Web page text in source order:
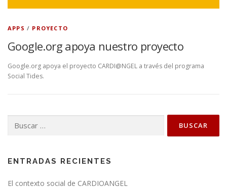
APPS / PROYECTO
Google.org apoya nuestro proyecto
Google.org apoya el proyecto CARDI@NGEL a través del programa
Social Tides.
ENTRADAS RECIENTES
El contexto social de CARDIOANGEL